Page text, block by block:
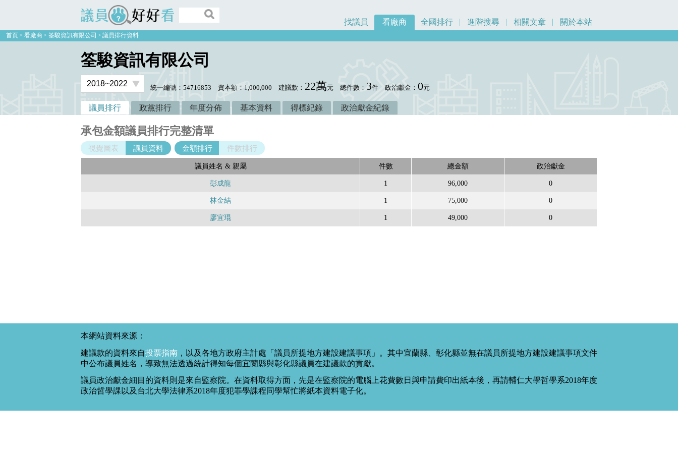
議員好好看
找議員 看廠商 全國排行 進階搜尋 相關文章 關於本站
首頁 看廠商 筌駿資訊有限公司 議員排行資料
筌駿資訊有限公司
統一編號：54716853 資本額：1,000,000 建議款： 22萬元 總件數： 3件 政治獻金：0元
議員排行 政黨排行 年度分佈 基本資料 得標紀錄 政治獻金紀錄
承包金額議員排行完整清單
視覺圖表 議員資料 金額排行 件數排行
議員姓名 & 親屬 件數 總金額 政治獻金
彭成龍 1 96,000 0
林金結 1 75,000 0
廖宜琨 1 49,000 0
本網站資料來源：
建議款的資料來自投票指南 ，以及各地方政府主計處「議員所提地方建設建議事項」。其中宜蘭縣、彰化縣並無在議員所提地方建設建議事項文件
中公布議員姓名，導致無法透過統計得知每個宜蘭縣與彰化縣議員在建議款的貢獻。
議員政治獻金細目的資料則是來自監察院。在資料取得方面，先是在監察院的電腦上花費數日與申請費印出紙本後，再請輔仁大學哲學系2018年度
政治哲學課以及台北大學法律系2018年度犯罪學課程同學幫忙將紙本資料電子化。